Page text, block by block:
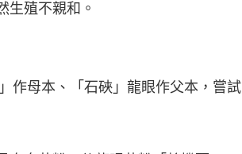
生殖不親和。
作母本、「石硤」龍眼作父本，嘗試